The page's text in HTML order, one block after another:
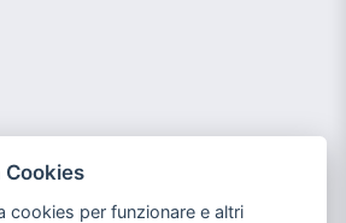
Cookies
cookies per funzionare e altri